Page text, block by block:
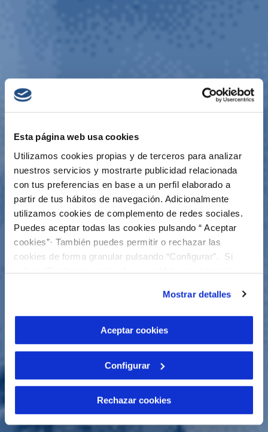
Esta página web usa cookies
Utilizamos cookies propias y de terceros para analizar
nuestros servicios y mostrarte publicidad relacionada
con tus preferencias en base a un perfil elaborado a
partir de tus hábitos de navegación. Adicionalmente
utilizamos cookies de complemento de redes sociales.
Puedes aceptar todas las cookies pulsando “ Aceptar
cookies”· También puedes permitir o rechazar las
cookies de forma granular pulsando “Configurar”. Si
pulsas “Rechazar cookies”, equivaldrá a rechazar la
son indispensables para que el sitio web funcione y que
por tanto no se pueden desactivar. Puedes consultar
más información en nuestraPolítica de Cookies
Mostrar detalles
Aceptar cookies
Configurar
Rechazar cookies